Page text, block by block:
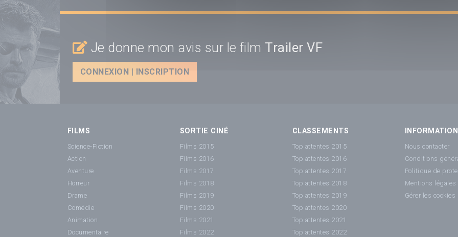
Je donne mon avis sur le film Trailer VF
CONNEXION | INSCRIPTION
FILMS
Science-Fiction
Action
Aventure
Horreur
Drame
Comédie
Animation
Documentaire
SORTIE CINÉ
Films 2015
Films 2016
Films 2017
Films 2018
Films 2019
Films 2020
Films 2021
Films 2022
CLASSEMENTS
Top attentes 2015
Top attentes 2016
Top attentes 2017
Top attentes 2018
Top attentes 2019
Top attentes 2020
Top attentes 2021
Top attentes 2022
Nous contacter
Conditions
Politique de
Mentions légales
Gérer les cookies